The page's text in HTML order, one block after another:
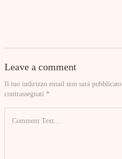
Leave a comment
Il tuo indirizzo email non sarà pubblicato.
contrassegnati *